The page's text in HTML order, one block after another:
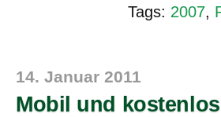
Tags: 2007,
14. Januar 2011
Mobil und